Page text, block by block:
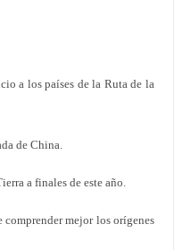
a los países de la Ruta de la
de China.
a finales de este año.
mejor los orígenes